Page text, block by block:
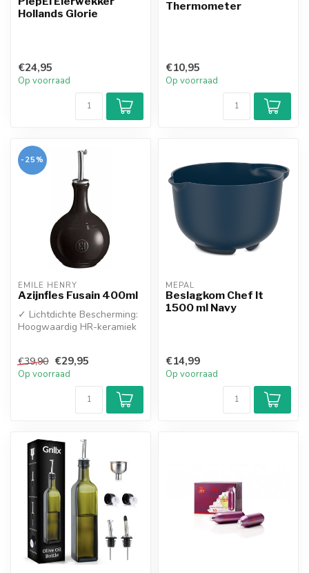
Hollands Glorie
€24,95
Op voorraad
Thermometer
€10,95
Op voorraad
-25%
EMILE HENRY
Azijnfles Fusain 400ml
✓ Lichtdichte Bescherming:
Hoogwaardig HR-keramiek
€39,90 €29,95
Op voorraad
MEPAL
Beslagkom Chef It
1500 ml Navy
€14,99
Op voorraad